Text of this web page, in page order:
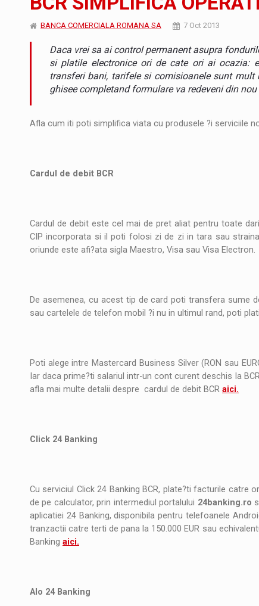
ARTICOLE Producatorii si comerciantii care nu se
INTERVIURI LEADERSHIP IN MISCARE
INTERVIURI CU BATERIILE PERMANENT INCARCATE
Fondul de investitii BoldMind si echipa
STIRI RANGE ROVER DEZVALUIE AL CINCILEA
STIRI JAECOO 5 SHS-H a ajuns in Romania
BANCA COMERCIALA ROMANA SA 7 Oct 2013
Daca vrei sa ai control permanent asupra
si platile electronice ori de cate ori ai ocazia:
transferi bani, tarifele si comisioanele sunt
ghisee completand formulare va redeveni din
Afla cum iti poti simplifica viata cu produsele ?i serviciile
Cardul de debit BCR
Cardul de debit este cel mai de pret aliat pentru toate
CIP incorporata si il poti folosi zi de zi in tara sau
oriunde este afi?ata sigla Maestro, Visa sau Visa Electron.
De asemenea, cu acest tip de card poti transfera sume
sau cartelele de telefon mobil ?i nu in ultimul rand, poti
Poti alege intre Mastercard Business Silver (RON sau
Iar daca prime?ti salariul intr-un cont curent deschis la
afla mai multe detalii despre cardul de debit BCR aici.
Click 24 Banking
Cu serviciul Click 24 Banking BCR, plate?ti facturile
de pe calculator, prin intermediul portalului 24banking.ro
aplicatiei 24 Banking, disponibila pentru telefoanele
tranzactii catre terti de pana la 150.000 EUR sau
Banking aici.
Alo 24 Banking